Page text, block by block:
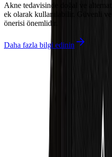
Akne tedavisinde doğal ve
ek olarak kullanılabilir. Güvenli
önerisi önemlidir.
Daha fazla bilgi edinin
İlgili makaleler